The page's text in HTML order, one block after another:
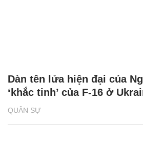
QUÂN SỰ
Dàn tên lửa hiện đại của
‘khắc tinh’ của F-16 ở